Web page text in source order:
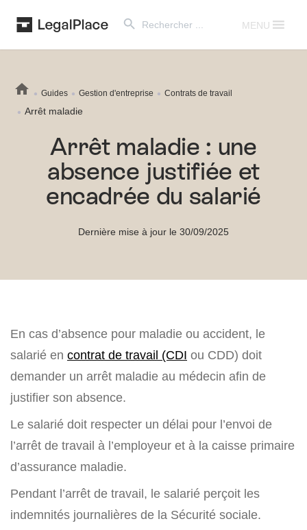
for:
MENU
Guides Gestion d'entreprise Contrats de travail
Arrêt maladie
Arrêt maladie : une
absence justifiée et
encadrée du salarié
Dernière mise à jour le 30/09/2025
En cas d’absence pour maladie ou accident, le
salarié en contrat de travail (CDI ou CDD) doit
demander un arrêt maladie au médecin afin de
justifier son absence.
Le salarié doit respecter un délai pour l’envoi de
l’arrêt de travail à l’employeur et à la caisse primaire
d’assurance maladie.
Pendant l’arrêt de travail, le salarié perçoit les
indemnités journalières de la Sécurité sociale.